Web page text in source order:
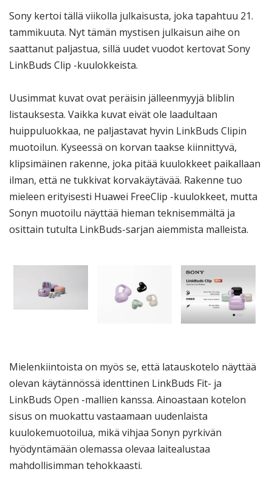
Sony kertoi tällä viikolla julkaisusta, joka tapahtuu 21.
tammikuuta. Nyt tämän mystisen julkaisun aihe on
saattanut paljastua, sillä uudet vuodot kertovat Sony
LinkBuds Clip -kuulokkeista.
Uusimmat kuvat ovat peräisin jälleenmyyjä bliblin
listauksesta. Vaikka kuvat eivät ole laadultaan
huippuluokkaa, ne paljastavat hyvin LinkBuds Clipin
muotoilun. Kyseessä on korvan taakse kiinnittyvä,
klipsimäinen rakenne, joka pitää kuulokkeet paikallaan
ilman, että ne tukkivat korvakäytävää. Rakenne tuo
mieleen erityisesti Huawei FreeClip -kuulokkeet, mutta
Sonyn muotoilu näyttää hieman teknisemmältä ja
osittain tutulta LinkBuds-sarjan aiemmista malleista.
Mielenkiintoista on myös se, että latauskotelo näyttää
olevan käytännössä identtinen LinkBuds Fit- ja
LinkBuds Open -mallien kanssa. Ainoastaan kotelon
sisus on muokattu vastaamaan uudenlaista
kuulokemuotoilua, mikä vihjaa Sonyn pyrkivän
hyödyntämään olemassa olevaa laitealustaa
mahdollisimman tehokkaasti.